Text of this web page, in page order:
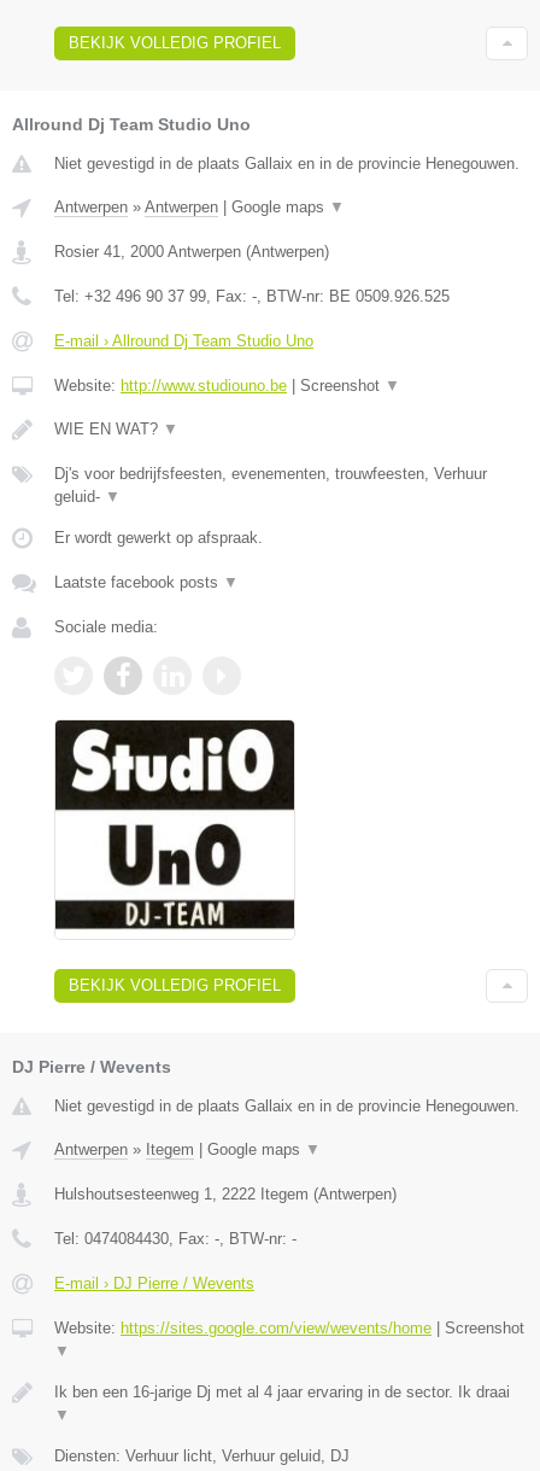
BEKIJK VOLLEDIG PROFIEL
Allround Dj Team Studio Uno
Niet gevestigd in de plaats Gallaix en in de provincie Henegouwen.
Antwerpen » Antwerpen | Google maps ▼
Rosier 41 2000 Antwerpen (Antwerpen)
Tel: +32 496 90 37 99 , Fax: - , BTW-nr: BE 0509.926.525
E-mail › Allround Dj Team Studio Uno
Website: http://www.studiouno.be | Screenshot ▼
WIE EN WAT? ▼
Dj's voor bedrijfsfeesten, evenementen, trouwfeesten, Verhuur
geluid- ▼
Er wordt gewerkt op afspraak.
Laatste facebook posts ▼
Sociale media:
BEKIJK VOLLEDIG PROFIEL
DJ Pierre / Wevents
Niet gevestigd in de plaats Gallaix en in de provincie Henegouwen.
Antwerpen » Itegem Google maps ▼
Hulshoutsesteenweg 1 2222 Itegem (Antwerpen)
Tel: 0474084430 , Fax: - , BTW-nr: -
E-mail › DJ Pierre / Wevents
Website: https://sites.google.com/view/wevents/home
Screenshot
▼
Ik ben een 16-jarige Dj met al 4 jaar ervaring in de sector. Ik draai
▼
Diensten: Verhuur licht, Verhuur geluid, DJ